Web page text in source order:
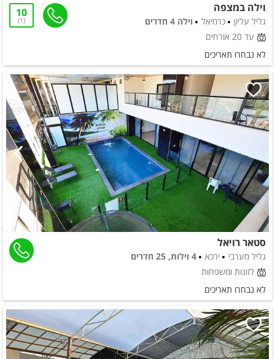
וילה במצפה
גליל עליון כרמיאל
וילה 4 חדרים
עד 20 אורחים
10
1
לא נבחרו תאריכים
סטאר רויאל
גליל מערבי ירכא
4 וילות, 25 חדרים
לזוגות ומשפחות
לא נבחרו תאריכים